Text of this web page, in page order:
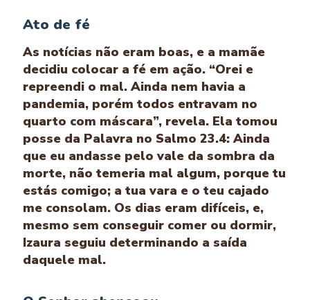
Ato de fé
As notícias não eram boas, e a mamãe
decidiu colocar a fé em ação. “Orei e
repreendi o mal. Ainda nem havia a
pandemia, porém todos entravam no
quarto com máscara”, revela. Ela tomou
posse da Palavra no Salmo 23.4: Ainda
que eu andasse pelo vale da sombra da
morte, não temeria mal algum, porque tu
estás comigo; a tua vara e o teu cajado
me consolam. Os dias eram difíceis, e,
mesmo sem conseguir comer ou dormir,
Izaura seguiu determinando a saída
daquele mal.